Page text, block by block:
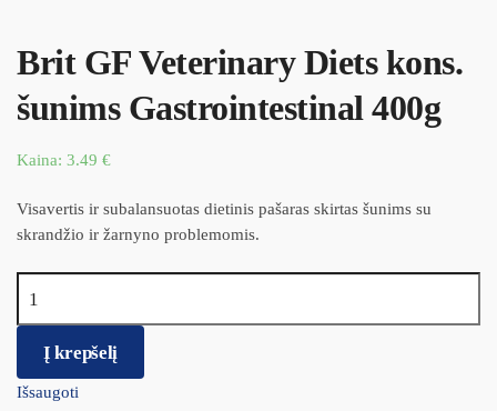
Brit GF Veterinary Diets kons.
šunims Gastrointestinal 400g
Kaina: 3.49 €
Visavertis ir subalansuotas dietinis pašaras skirtas šunims su
skrandžio ir žarnyno problemomis.
Į krepšelį
Išsaugoti